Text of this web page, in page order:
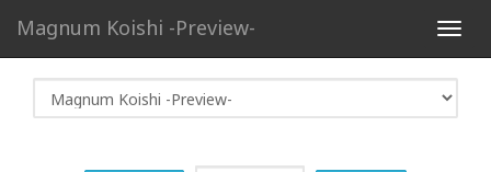
Magnum Koishi -Preview-